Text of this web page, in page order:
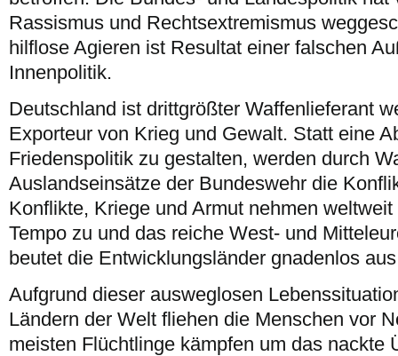
Rassismus und Rechtsextremismus
hilflose Agieren ist Resultat einer falschen
Innenpolitik.
Deutschland ist drittgrößter Waffenlieferant
Exporteur von Krieg und Gewalt. Statt eine
Friedenspolitik zu gestalten, werden durch
Auslandseinsätze der Bundeswehr die
Konflikte, Kriege und Armut nehmen
Tempo zu und das reiche West- und
beutet die Entwicklungsländer gnadenlos
Aufgrund dieser ausweglosen
Ländern der Welt fliehen die Menschen vor
meisten Flüchtlinge kämpfen um das nackte